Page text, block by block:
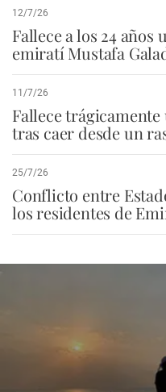
12/7/26
Fallece a los 24
emiratí Mustafa
11/7/26
Fallece
tras caer desde un
25/7/26
Conflicto entre
los residentes de